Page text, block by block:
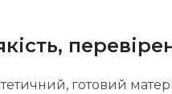
готовий